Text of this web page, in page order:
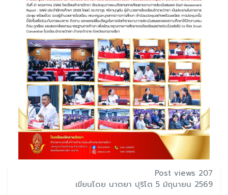
Post views 207
เขียนโดย นาตยา ปุริโต 5 มิถุนายน 2569